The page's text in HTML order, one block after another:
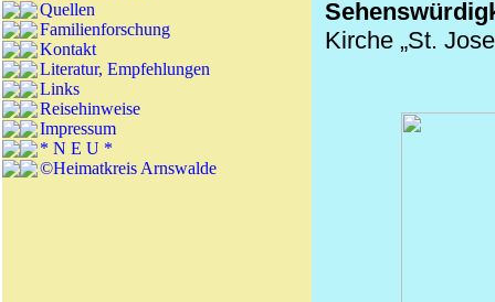
Quellen
Familienforschung
Kontakt
Literatur, Empfehlungen
Links
Reisehinweise
Impressum
* N E U *
©Heimatkreis Arnswalde
Kirche „St.